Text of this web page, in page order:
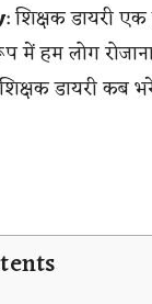
: शिक्षक डायरी
में हम लोग
डायरी कब